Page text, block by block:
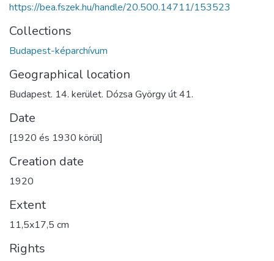
https://bea.fszek.hu/handle/20.500.14711/153523
Collections
Budapest-képarchívum
Geographical location
Budapest. 14. kerület. Dózsa György út 41.
Date
[1920 és 1930 körül]
Creation date
1920
Extent
11,5x17,5 cm
Rights